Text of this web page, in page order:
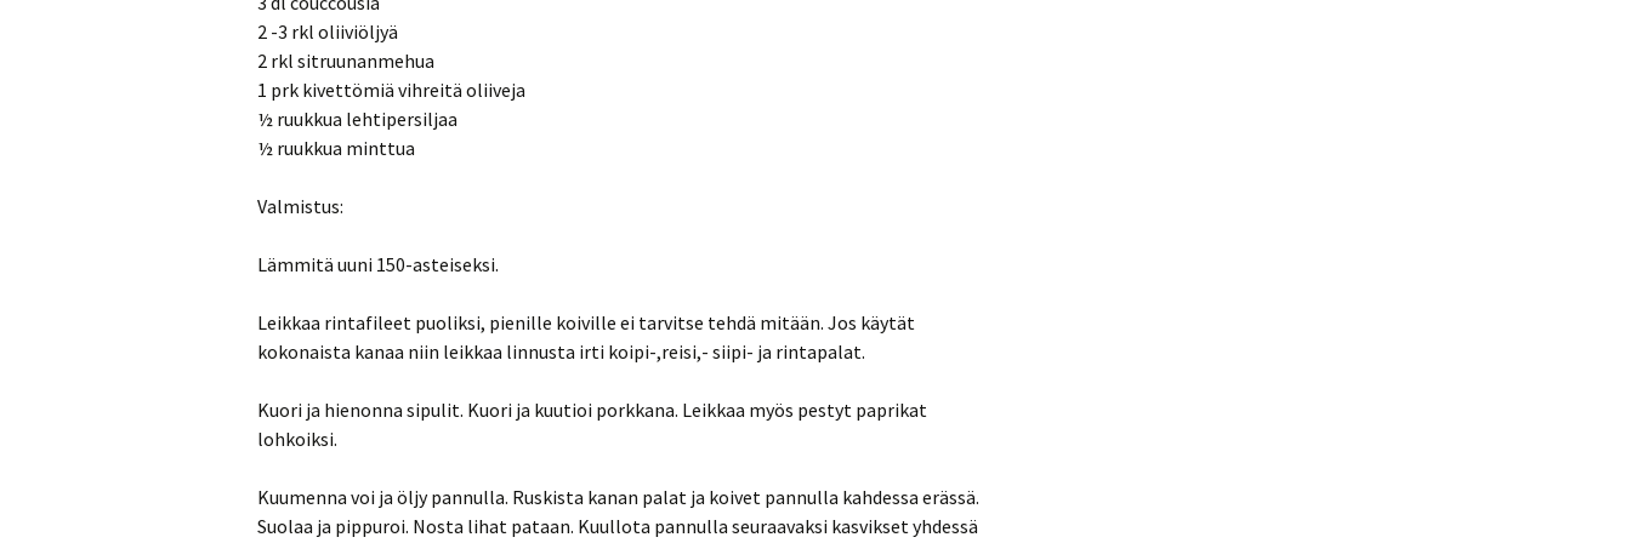
2 -3 rkl oliiviöljyä
2 rkl sitruunanmehua
1 prk kivettömiä vihreitä oliiveja
½ ruukkua lehtipersiljaa
½ ruukkua minttua
Valmistus:
Lämmitä uuni 150-asteiseksi.
Leikkaa rintafileet puoliksi, pienille koiville ei tarvitse tehdä mitään. Jos käytät
kokonaista kanaa niin leikkaa linnusta irti koipi-,reisi,- siipi- ja rintapalat.
Kuori ja hienonna sipulit. Kuori ja kuutioi porkkana. Leikkaa myös pestyt paprikat
lohkoiksi.
Kuumenna voi ja öljy pannulla. Ruskista kanan palat ja koivet pannulla kahdessa erässä.
Suolaa ja pippuroi. Nosta lihat pataan. Kuullota pannulla seuraavaksi kasvikset yhdessä